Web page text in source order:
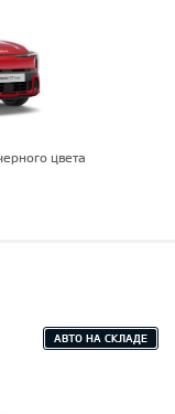
цвета
АВТО НА СКЛАДЕ